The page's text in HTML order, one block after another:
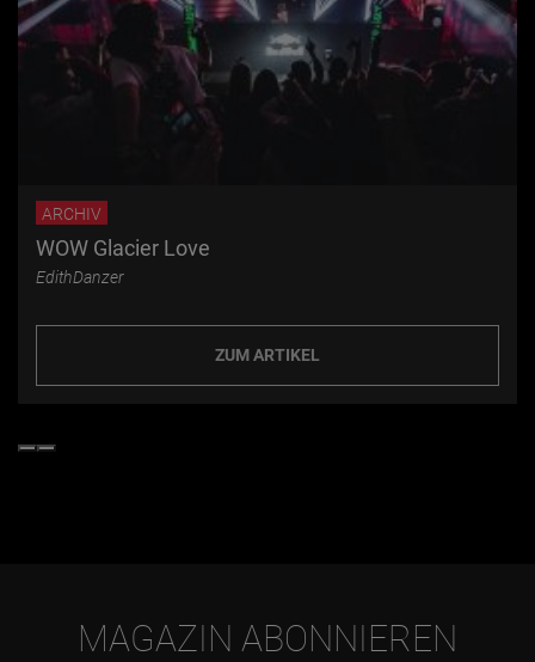
ARCHIV
WOW Glacier Love
EdithDanzer
ZUM ARTIKEL
MAGAZIN ABONNIEREN